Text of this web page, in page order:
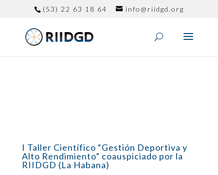
(53) 22 63 18 64 info@riidgd.org
I Taller Científico “Gestión Deportiva y
Alto Rendimiento” coauspiciado por la
RIIDGD (La Habana)